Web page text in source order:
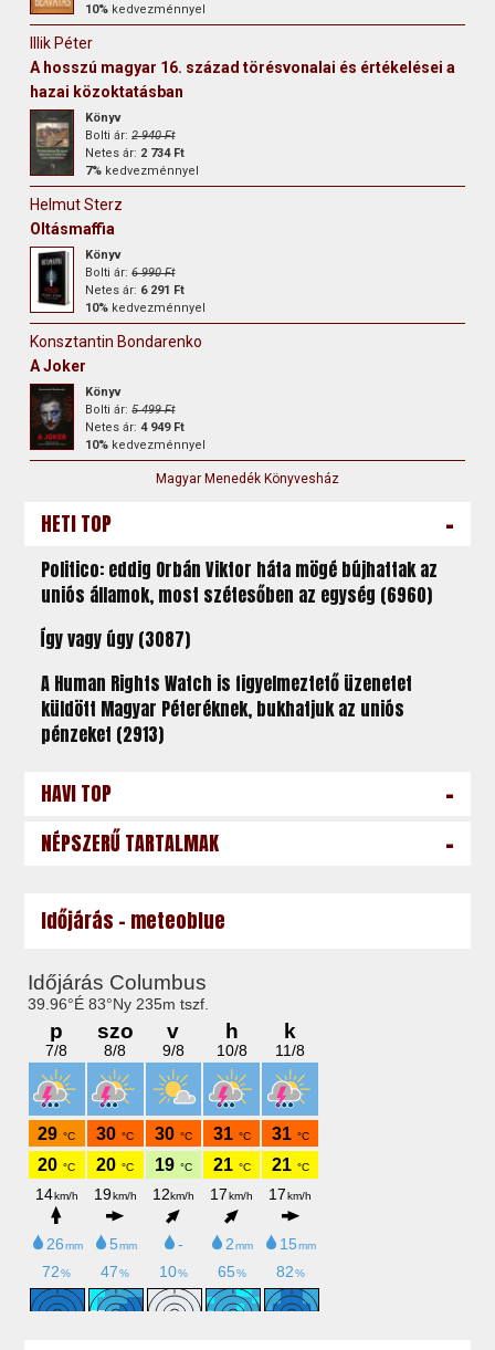
10% kedvezménnyel
Illik Péter
A hosszú magyar 16. század törésvonalai és értékelései a
hazai közoktatásban
Könyv
Bolti ár:2 940 Ft
Netes ár: 2 734 Ft
7% kedvezménnyel
Helmut Sterz
Oltásmaffia
Könyv
Bolti ár:6 990 Ft
Netes ár: 6 291 Ft
10% kedvezménnyel
Konsztantin Bondarenko
A Joker
Könyv
Bolti ár:5 499 Ft
Netes ár:4 949 Ft
10% kedvezménnyel
Magyar Menedék Könyvesház
HETI TOP -
Politico: eddig Orbán Viktor háta mögé bújhattak az
uniós államok, most szétesőben az egység (6960)
Így vagy úgy (3087)
A Human Rights Watch is figyelmeztető üzenetet
küldött Magyar Péteréknek, bukhatjuk az uniós
pénzeket (2913)
HAVI TOP -
NÉPSZERŰ TARTALMAK -
Időjárás - meteoblue